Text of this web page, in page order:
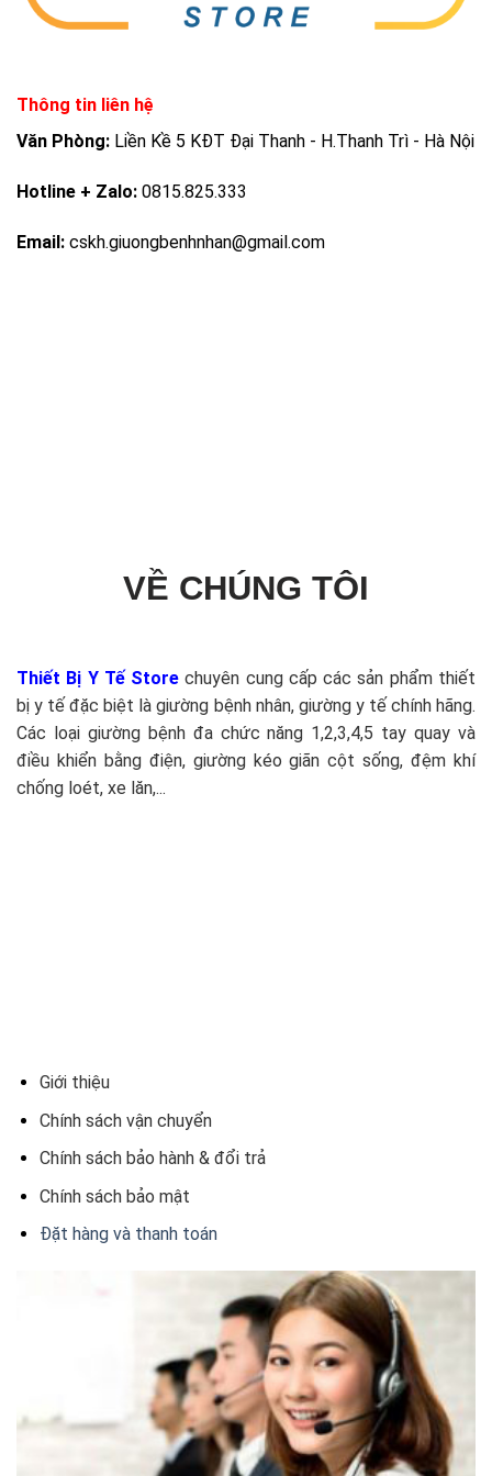
Thông tin liên hệ
Văn Phòng: Liền Kề 5 KĐT Đại Thanh - H.Thanh Trì - Hà Nội
Hotline + Zalo: 0815.825.333
Email: cskh.giuongbenhnhan@gmail.com
VỀ CHÚNG TÔI
Thiết Bị Y Tế Store chuyên cung cấp các sản phẩm thiết
bị y tế đặc biệt là giường bệnh nhân, giường y tế chính hãng.
Các loại giường bệnh đa chức năng 1,2,3,4,5 tay quay và
điều khiển bằng điện, giường kéo giãn cột sống, đệm khí
chống loét, xe lăn,...
Giới thiệu
Chính sách vận chuyển
Chính sách bảo hành & đổi trả
Chính sách bảo mật
Đặt hàng và thanh toán